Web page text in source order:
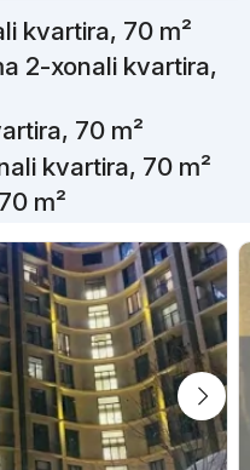
kvartira, 70 m²
2-xonali kvartira,
70 m²
kvartira, 70 m²
m²